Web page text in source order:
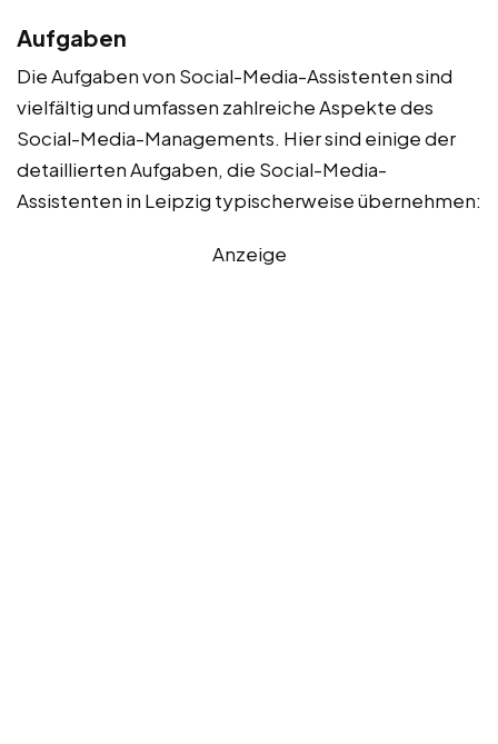
Aufgaben
Die Aufgaben von Social-Media-Assistenten sind
vielfältig und umfassen zahlreiche Aspekte des
Social-Media-Managements. Hier sind einige der
detaillierten Aufgaben, die Social-Media-
Assistenten in Leipzig typischerweise übernehmen:
Anzeige